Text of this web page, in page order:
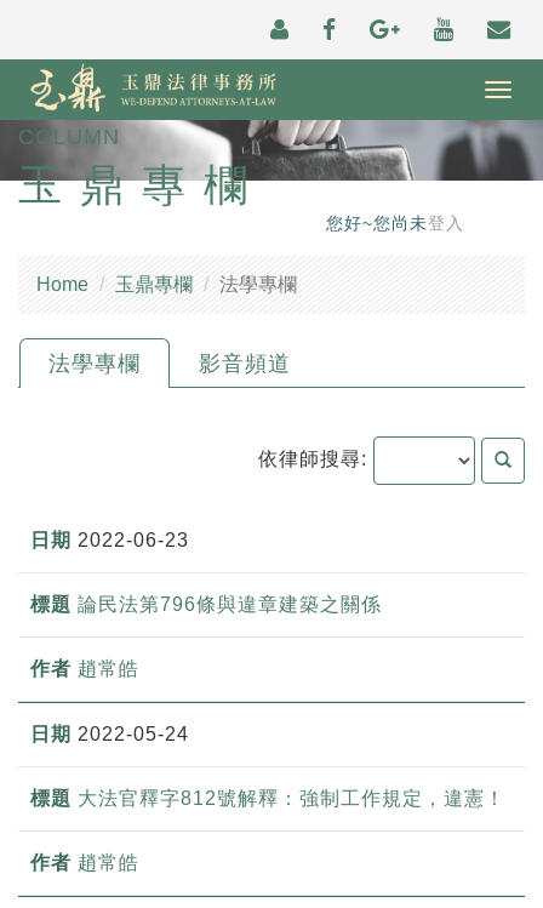
COLUMN
玉鼎專欄
您好~您尚未登入
Home 玉鼎專欄 法學專欄
法學專欄 影音頻道
依律師搜尋:
2022-06-23
論民法第796條與違章建築之關係
趙常皓
2022-05-24
大法官釋字812號解釋：強制工作規定，違憲！
趙常皓